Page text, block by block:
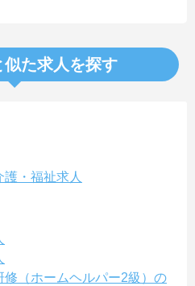
似た求人を探す
・福祉求人
（ホームヘルパー2級）の